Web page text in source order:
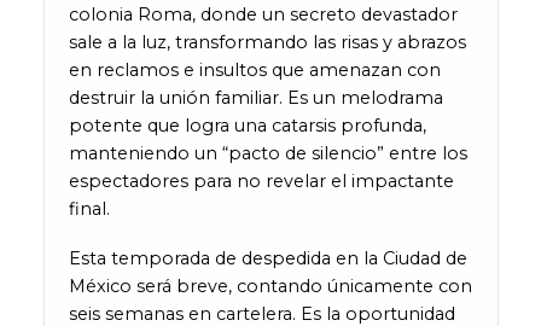
colonia Roma, donde un secreto devastador
sale a la luz, transformando las risas y abrazos
en reclamos e insultos que amenazan con
destruir la unión familiar. Es un melodrama
potente que logra una catarsis profunda,
manteniendo un “pacto de silencio” entre los
espectadores para no revelar el impactante
final.
Esta temporada de despedida en la Ciudad de
México será breve, contando únicamente con
seis semanas en cartelera. Es la oportunidad